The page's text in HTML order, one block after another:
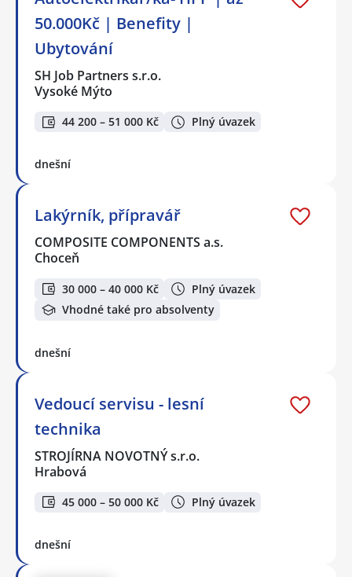
50.000Kč | Benefity |
Ubytování
SH Job Partners s.r.o.
Vysoké Mýto
44 200 – 51 000 Kč Plný úvazek
dnešní
Lakýrník, přípravář
COMPOSITE COMPONENTS a.s.
Choceň
30 000 – 40 000 Kč
Plný úvazek
Vhodné také pro absolventy
dnešní
Vedoucí servisu - lesní
technika
STROJÍRNA NOVOTNÝ s.r.o.
Hrabová
45 000 – 50 000 Kč Plný úvazek
dnešní